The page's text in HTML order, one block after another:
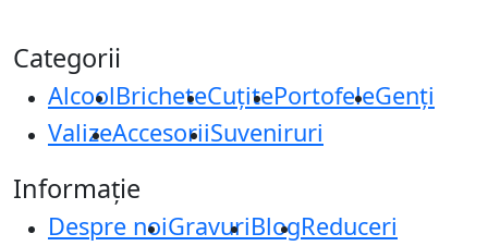
Categorii
AlcoolBricheteCuțitePortofeleGenți
ValizeAccesoriiSuveniruri
Informație
Despre noiGravuriBlogReduceri